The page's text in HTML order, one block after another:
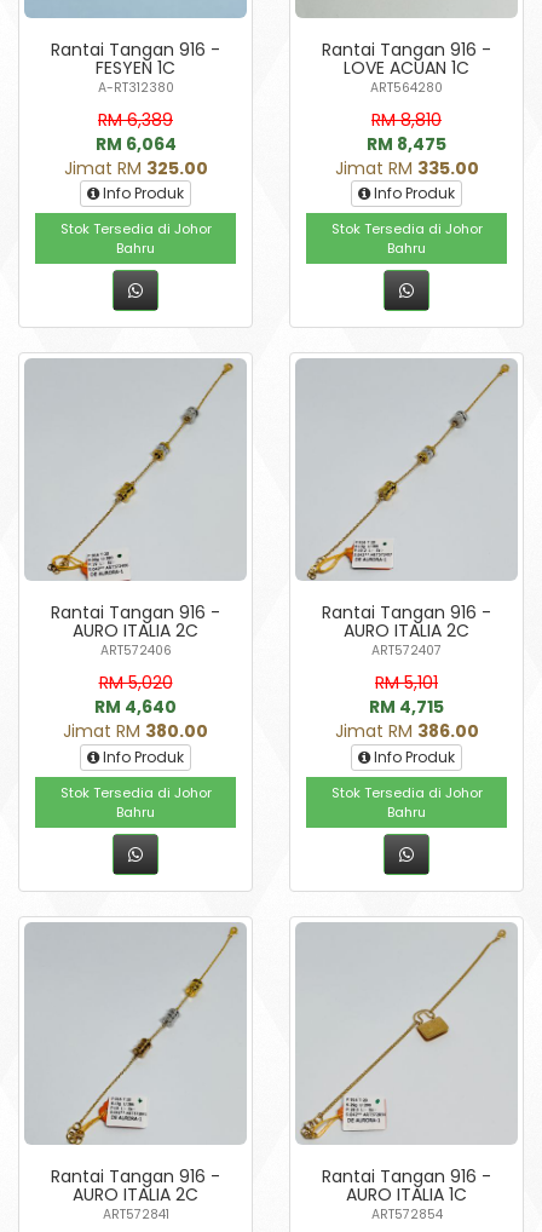
Rantai Tangan 916 -
FESYEN 1C
A-RT312380
RM 6,389
RM 6,064
Jimat RM 325.00
Info Produk
Stok Tersedia di Johor
Bahru
Rantai Tangan 916 -
LOVE ACUAN 1C
ART564280
RM 8,810
RM 8,475
Jimat RM 335.00
Info Produk
Stok Tersedia di Johor
Bahru
Rantai Tangan 916 -
AURO ITALIA 2C
ART572406
RM 5,020
RM 4,640
Jimat RM 380.00
Info Produk
Stok Tersedia di Johor
Bahru
Rantai Tangan 916 -
AURO ITALIA 2C
ART572407
RM 5,101
RM 4,715
Jimat RM 386.00
Info Produk
Stok Tersedia di Johor
Bahru
Rantai Tangan 916 -
AURO ITALIA 2C
ART572841
Rantai Tangan 916 -
AURO ITALIA 1C
ART572854